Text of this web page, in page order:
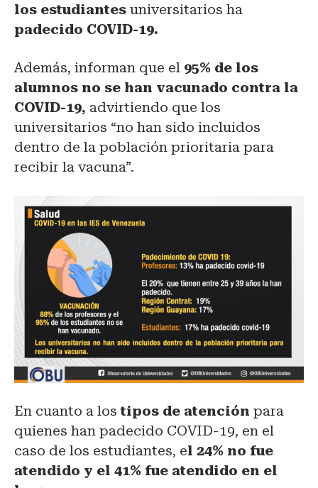
los estudiantes universitarios ha
padecido COVID-19.
Además, informan que el 95% de los
alumnos no se han vacunado contra la
COVID-19, advirtiendo que los
universitarios “no han sido incluidos
dentro de la población prioritaria para
recibir la vacuna”.
En cuanto a lostipos de atención para
quienes han padecido COVID-19, en el
caso de los estudiantes, el 24% no fue
atendido y el 41% fue atendido en el